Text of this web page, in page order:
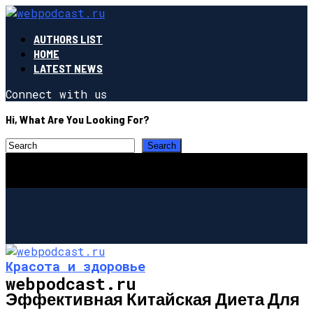
AUTHORS LIST
HOME
LATEST NEWS
Connect with us
Hi, What Are You Looking For?
webpodcast.ru
Красота и здоровье
Эффективная Китайская Диета Для